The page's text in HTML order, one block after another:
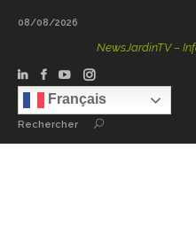
08/08/2026
NewsJardinTV –
Français
Rechercher